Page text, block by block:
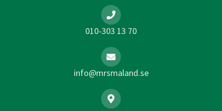
010-303 13 70
info@mrsmaland.se